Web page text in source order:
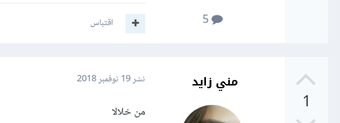
5
اقتباس
1
مني زايد نشر19 نوفمبر 2018
من خلالا